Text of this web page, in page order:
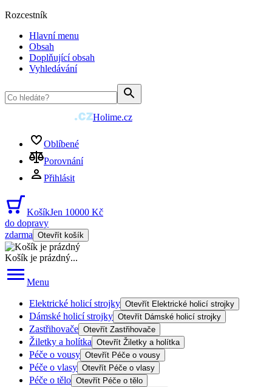
Rozcestník
Hlavní menu
Obsah
Doplňující obsah
Vyhledávání
Holime.cz
Oblíbené
Porovnání
Přihlásit
KošíkJen 10000 Kč
do dopravy
zdarma Otevřít košík
Košík je prázdný...
Menu
Elektrické holicí strojky Otevřít Elektrické holicí strojky
Dámské holicí strojky Otevřít Dámské holicí strojky
Zastřihovače Otevřít Zastřihovače
Žiletky a holítka Otevřít Žiletky a holítka
Péče o vousy Otevřít Péče o vousy
Péče o vlasy Otevřít Péče o vlasy
Péče o tělo Otevřít Péče o tělo